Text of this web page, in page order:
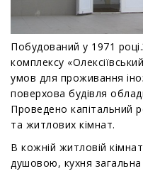
Побудований у 1971
комплексу
умов для проживання
поверхова будівля
Проведено капітальний
та житлових кімнат.
В кожній житловій
душовою, кухня